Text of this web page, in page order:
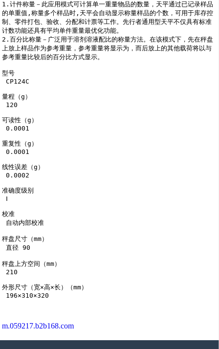
1.计件称量－此应用模式可计算单一重量物品的数量，天平通过已记录样品
的单重值,称量多个样品时,天平会自动显示称量样品的个数，可用于库存控
制、零件打包、验收、分配和计票等工作。先行者通用型天平不仅具有标准
计数功能还具有平均单件重量最优化功能。
2.百分比称量－广泛用于溶剂溶液配比的称量方法。在该模式下，先在秤盘
上放上样品作为参考重量，参考重量将显示为，而后放上的其他载荷将以与
参考重量比较后的百分比方式显示。
型号
CP124C
量程（g）
可读性（g）
0.0001
重复性（g）
0.0001
线性误差（g）
0.0002
准确度级别
校准
秤盘尺寸（mm）
直径 90
秤盘上方空间（mm）
外形尺寸（宽×高×长）（mm）
m.059217.b2b168.com